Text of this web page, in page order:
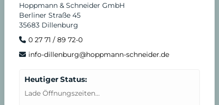
Hoppmann & Schneider GmbH
Berliner Straße 45
35683 Dillenburg
0 27 71 / 89 72-0
info-dillenburg@hoppmann-schneider.de
Heutiger Status:
Lade Öffnungszeiten...